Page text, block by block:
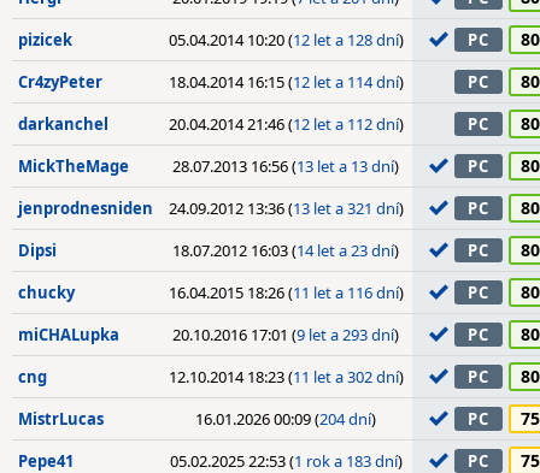
pizicek 05.04.2014 10:20 (12 let a 128 dní) PC 80
Cr4zyPeter 18.04.2014 16:15 (12 let a 114 dní) PC 80
darkanchel 20.04.2014 21:46 (12 let a 112 dní) PC 80
MickTheMage 28.07.2013 16:56 (13 let a 13 dní) PC 80
jenprodnesniden 24.09.2012 13:36 (13 let a 321 dní) PC 80
Dipsi 18.07.2012 16:03 (14 let a 23 dní) PC 80
chucky 16.04.2015 18:26 (11 let a 116 dní) PC 80
miCHALupka 20.10.2016 17:01 (9 let a 293 dní) PC 80
cng 12.10.2014 18:23 (11 let a 302 dní) PC 80
MistrLucas 16.01.2026 00:09 (204 dní) PC 75
Pepe41 05.02.2025 22:53 (1 rok a 183 dní) PC 75